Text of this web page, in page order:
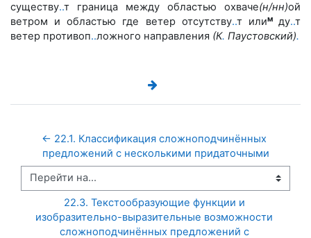
существу..т граница между областью охваче(н/нн)ой
ветром и областью где ветер отсутству..т илим ду..т
ветер противоп..ложного направления (К. Паус­товский).
← 22.1. Классификация сложноподчинённых
предложений с несколькими придаточными
Перейти на...
22.3. Текстообразующие функции и
изобразительно-выразительные возможности
сложноподчинённых предложений с